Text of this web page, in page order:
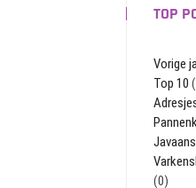
TOP
Vorige
Top 10
(0)